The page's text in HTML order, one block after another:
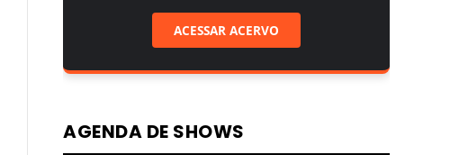
ACESSAR ACERVO
AGENDA DE SHOWS